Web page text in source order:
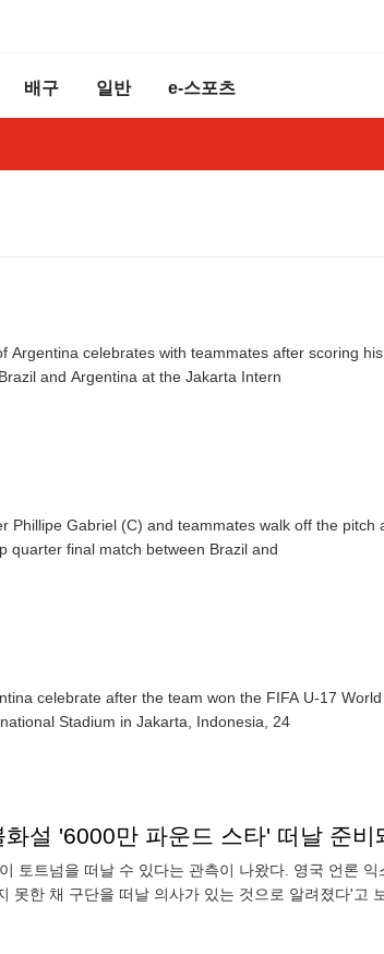
배구 일반 e-스포츠
Argentina celebrates with teammates after scoring
and Argentina at the Jakarta Intern
Phillipe Gabriel (C) and teammates walk off the
quarter final match between Brazil and
celebrate after the team won the FIFA U-17
Stadium in Jakarta, Indonesia, 24
설 '6000만 파운드 스타' 떠날 준비
토트넘을 떠날 수 있다는 관측이 나왔다. 영국 언론
못한 채 구단을 떠날 의사가 있는 것으로 알려졌다'고